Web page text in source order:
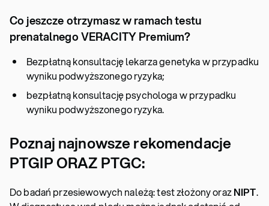
Co jeszcze otrzymasz w ramach testu
prenatalnego VERACITY Premium?
Bezpłatną konsultację lekarza genetyka w przypadku
wyniku podwyższonego ryzyka;
bezpłatną konsultację psychologa w przypadku
wyniku podwyższonego ryzyka.
Poznaj najnowsze rekomendacje
PTGIPORAZ PTGC:
Do badań przesiewowych należą: test złożony orazNIPT.